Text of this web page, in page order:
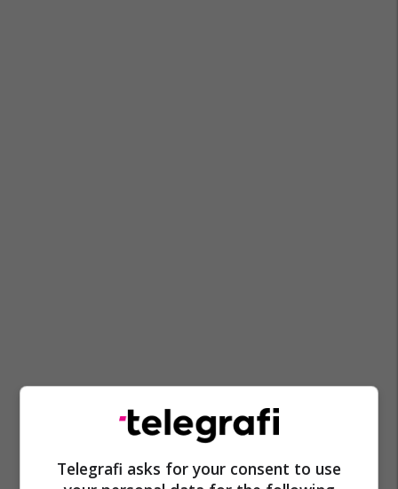
Telegrafi asks for your consent to use